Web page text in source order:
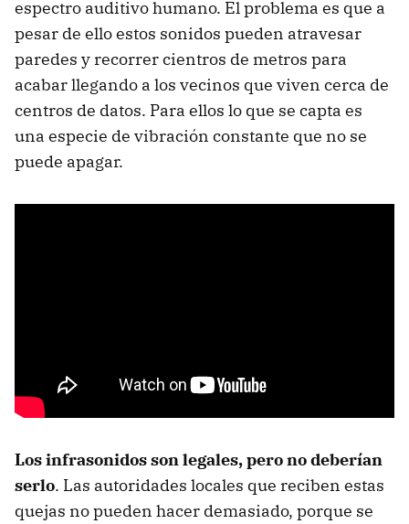
espectro auditivo humano. El problema es que a
pesar de ello estos sonidos pueden atravesar
paredes y recorrer cientros de metros para
acabar llegando a los vecinos que viven cerca de
centros de datos. Para ellos lo que se capta es
una especie de vibración constante que no se
puede apagar.
Los infrasonidos son legales, pero no deberían
serlo. Las autoridades locales que reciben estas
quejas no pueden hacer demasiado, porque se